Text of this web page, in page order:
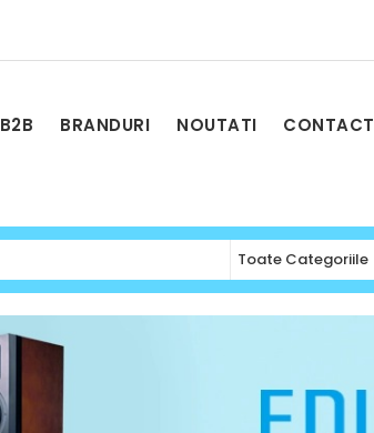
B2B BRANDURI NOUTATI CONTACT